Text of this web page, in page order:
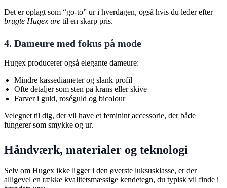
Det er oplagt som “go-to” ur i hverdagen, også hvis du leder efter
brugte Hugex ure til en skarp pris.
4. Dameure med fokus på mode
Hugex producerer også elegante dameure:
Mindre kassediameter og slank profil
Ofte detaljer som sten på krans eller skive
Farver i guld, roséguld og bicolour
Velegnet til dig, der vil have et feminint accessorie, der både
fungerer som smykke og ur.
Håndværk, materialer og teknologi
Selv om Hugex ikke ligger i den øverste luksusklasse, er der
alligevel en række kvalitetsmæssige kendetegn, du typisk vil finde i